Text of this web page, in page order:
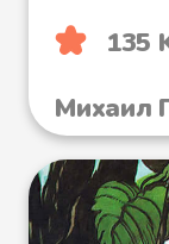
135
Михаил